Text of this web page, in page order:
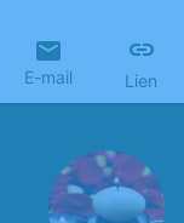
E-mail Lien